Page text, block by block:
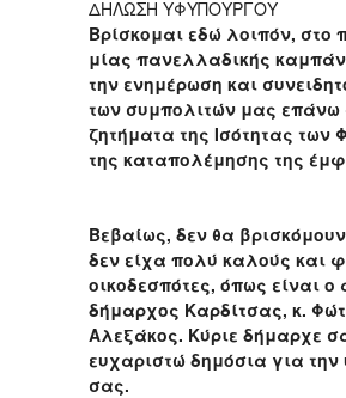
ΔΗΛΩΣΗ ΥΦΥΠΟΥΡΓΟΥ
Βρίσκομαι εδώ λοιπόν, στο
μίας πανελλαδικής
την ενημέρωση και
των συμπολιτών μας επάνω
ζητήματα της Ισότητας των
της καταπολέμησης της
Βεβαίως, δεν θα
δεν είχα πολύ καλούς και
οικοδεσπότες, όπως είναι
δήμαρχος Καρδίτσας, κ.
Αλεξάκος. Κύριε δήμαρχε
ευχαριστώ δημόσια για την
σας.